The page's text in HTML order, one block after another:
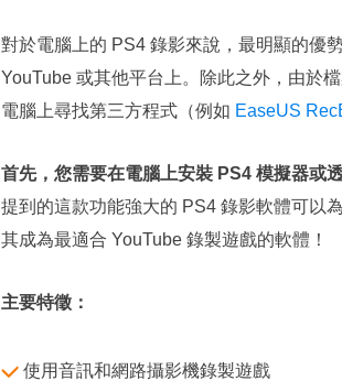
對於電腦上的 PS4 錄影來說，最明顯的優
YouTube 或其他平台上。除此之外，由於
電腦上尋找第三方程式（例如 EaseUS
首先，您需要在電腦上安裝 PS4 模擬器或
提到的這款功能強大的 PS4 錄影軟體可以
其成為最適合 YouTube 錄製遊戲的軟體！
主要特徵：
使用音訊和網路攝影機錄製遊戲